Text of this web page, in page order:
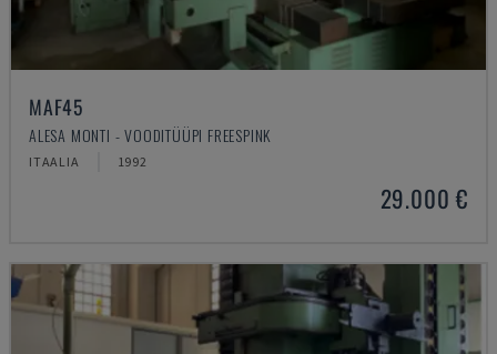
MAF45
ALESA MONTI - VOODITÜÜPI FREESPINK
ITAALIA 1992
29.000 €